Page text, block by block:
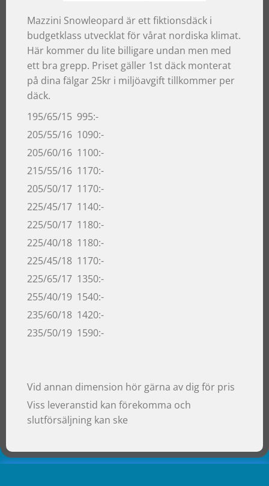
Mazzini Snowleopard är ett fiktionsdäck i
budgetklass utvecklat för vårat nordiska klimat.
Här kommer du lite billigare undan men med
ett bra grepp. Priset gäller 1st däck monterat
på dina fälgar 25kr i miljöavgift tillkommer per
däck.
195/65/15 995:-
205/55/16 1090:-
205/60/16 1100:-
215/55/16 1170:-
205/50/17 1170:-
225/45/17 1140:-
225/50/17 1180:-
225/40/18 1180:-
225/45/18 1170:-
225/65/17 1350:-
255/40/19 1540:-
235/60/18 1420:-
235/50/19 1590:-
Vid annan dimension hör gärna av dig för pris
Viss leveranstid kan förekomma och
slutförsäljning kan ske